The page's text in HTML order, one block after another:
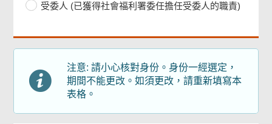
須要遞交的文件
受委人 (已獲得社會福利署委任擔任受委人的職責)
注意: 請小心核對身份。身份一經選定，
期間不能更改。如須更改，請重新填寫本
表格。
尾
菜